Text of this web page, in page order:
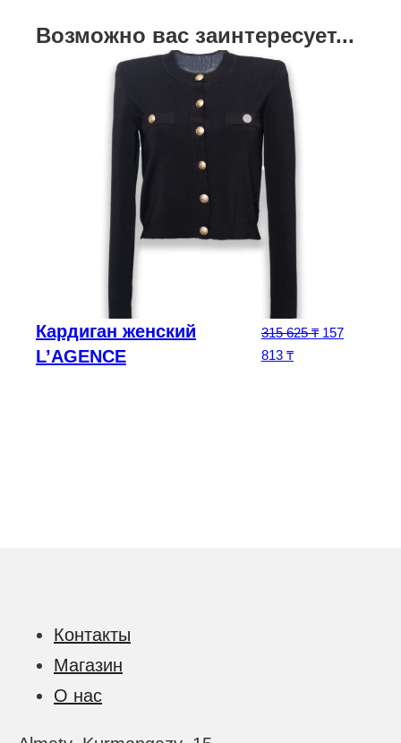
Возможно вас заинтересует...
цена составляла 315 625 ₸.
157 813 ₸.
Кардиган женский
L’AGENCE
315 625₸ 157
813 ₸Текущая цена:
Контакты
Магазин
О нас